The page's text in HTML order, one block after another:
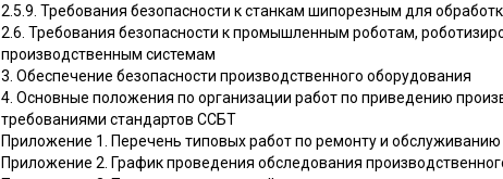
2.5.9. Требования безопасности к станкам шипорезным для
2.6. Требования безопасности к промышленным роботам,
производственным системам
3. Обеспечение безопасности производственного оборудования
4. Основные положения по организации работ по приведению
требованиями стандартов ССБТ
Приложение 1. Перечень типовых работ по ремонту и
Приложение 2. График проведения обследования